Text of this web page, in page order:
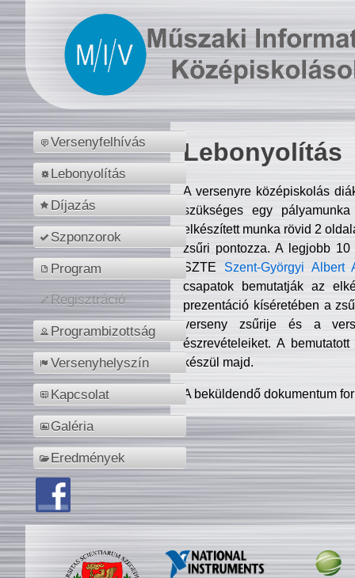
Versenyfelhívás
Lebonyolítás
Díjazás
Szponzorok
Program
Regisztráció
Programbizottság
Versenyhelyszín
Kapcsolat
Galéria
Eredmények
Lebonyolítás
A versenyre középiskolás
szükséges egy
elkészített munka rövid 2
zsűri pontozza. A legjobb
SZTE Szent-Györgyi Albert
csapatok bemutatják az
prezentáció kíséretében a
verseny zsűrije és a
észrevételeiket. A
készül majd.
A beküldendő dokumentum